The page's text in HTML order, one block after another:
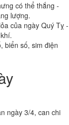
có thể thắng -
lượng.
của ngày Quý Tỵ -
biển số, sim điện
ngày 3/4, can chi